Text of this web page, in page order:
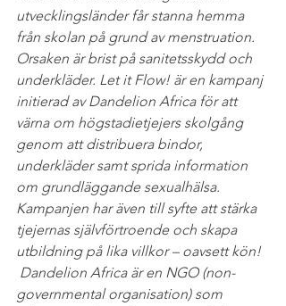
utvecklingsländer får stanna hemma
från skolan på grund av menstruation.
Orsaken är brist på sanitetsskydd och
underkläder. Let it Flow! är en kampanj
initierad av Dandelion Africa för att
värna om högstadietjejers skolgång
genom att distribuera bindor,
underkläder samt sprida information
om grundläggande sexualhälsa.
Kampanjen har även till syfte att stärka
tjejernas självförtroende och skapa
utbildning på lika villkor – oavsett kön!
governmental organisation) som